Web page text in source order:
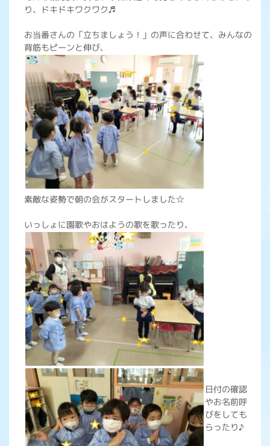
り、ドキドキワクワク♬
お当番さんの「立ちましょう！」の声に合わせて、みんなの
背筋もピーンと伸び、
素敵な姿勢で朝の会がスタートしました☆
いっしょに園歌やおはようの歌を歌ったり、
日付の確認
やお名前呼
びをしても
らったり♪